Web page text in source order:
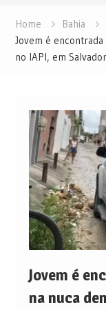
Home
Bahia
Jovem é
no IAPI, em Salvador
Jovem é
na nuca